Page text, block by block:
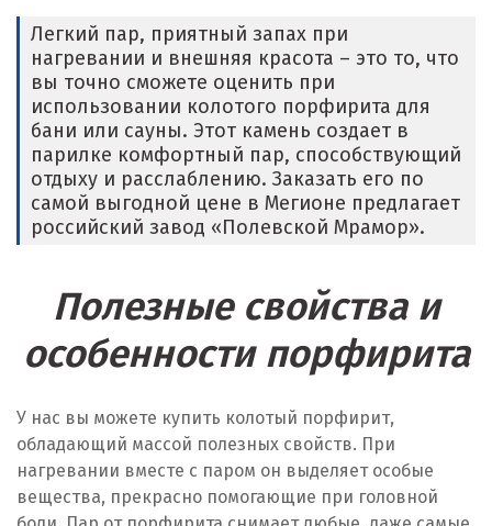
Легкий пар, приятный запах при
нагревании и внешняя красота – это то, что
вы точно сможете оценить при
использовании колотого порфирита для
бани или сауны. Этот камень создает в
парилке комфортный пар, способствующий
отдыху и расслаблению. Заказать его по
самой выгодной цене в Мегионе предлагает
российский завод «Полевской Мрамор».
Полезные свойства и
особенности порфирита
У нас вы можете купить колотый порфирит,
обладающий массой полезных свойств. При
нагревании вместе с паром он выделяет особые
вещества, прекрасно помогающие при головной